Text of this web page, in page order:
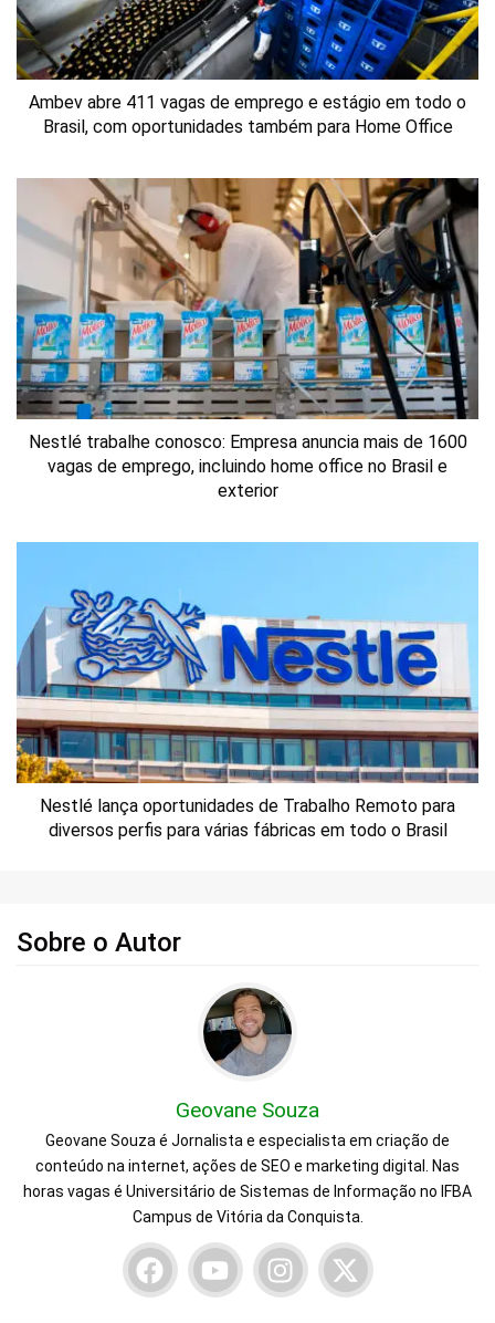
Ambev abre 411 vagas de emprego e estágio em todo o
Brasil, com oportunidades também para Home Office
Nestlé trabalhe conosco: Empresa anuncia mais de 1600
vagas de emprego, incluindo home office no Brasil e
exterior
Nestlé lança oportunidades de Trabalho Remoto para
diversos perfis para várias fábricas em todo o Brasil
Sobre o Autor
Geovane Souza
Geovane Souza é Jornalista e especialista em criação de
conteúdo na internet, ações de SEO e marketing digital. Nas
horas vagas é Universitário de Sistemas de Informação no IFBA
Campus de Vitória da Conquista.